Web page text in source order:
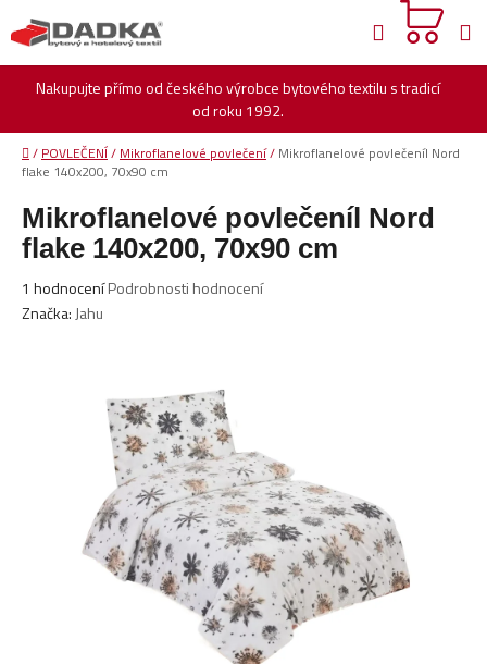
na
obsah
Nakupujte přímo od českého výrobce bytového textilu s tradicí
od roku 1992.
Hledat
Domů
/ POVLEČENÍ/ Mikroflanelové povlečení/ Mikroflanelové povlečeníl Nord
flake 140x200, 70x90 cm
Mikroflanelové povlečeníl Nord
flake 140x200, 70x90 cm
Průměrné
hodnocení
1 hodnoceníPodrobnosti hodnocení
Značka: Jahu